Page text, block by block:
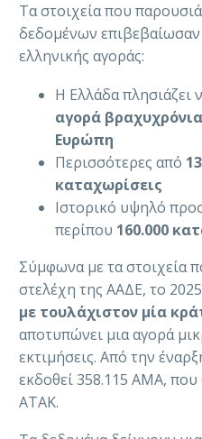
Τα στοιχεία που
δεδομένων
ελληνικής αγοράς:
Η Ελλάδα πλησιάζει
αγορά
Ευρώπη
Περισσότερες από
καταχωρίσεις
Ιστορικό υψηλό
περίπου 160.000
Σύμφωνα με τα στοιχεία
στελέχη της ΑΑΔΕ, το
με τουλάχιστον μία
αποτυπώνει μια αγορά
εκτιμήσεις. Από την
εκδοθεί 358.115 ΑΜΑ, που
ΑΤΑΚ.